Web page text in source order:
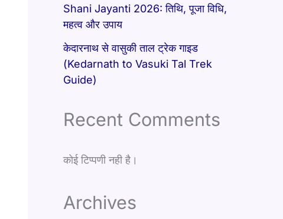
Shani Jayanti 2026: तिथि, पूजा विधि,
महत्व और उपाय
केदारनाथ से वासुकी ताल ट्रेक गाइड
(Kedarnath to Vasuki Tal Trek
Guide)
Recent Comments
कोई टिप्पणी नही है।
Archives